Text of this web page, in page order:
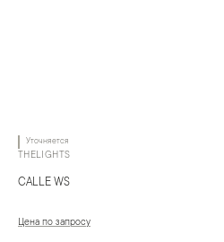
Уточняется
THELIGHTS
CALLE WS
Цена по запросу